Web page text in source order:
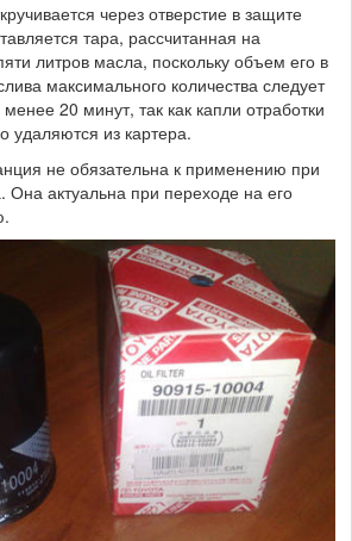
через отверстие в защите
тара, рассчитанная на
литров масла, поскольку объем его в
максимального количества следует
20 минут, так как капли отработки
удаляются из картера.
не обязательна к применению при
актуальна при переходе на его